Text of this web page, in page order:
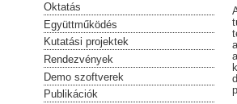
Oktatás
Együttműködés
Kutatási projektek
Rendezvények
Demo szoftverek
Publikációk